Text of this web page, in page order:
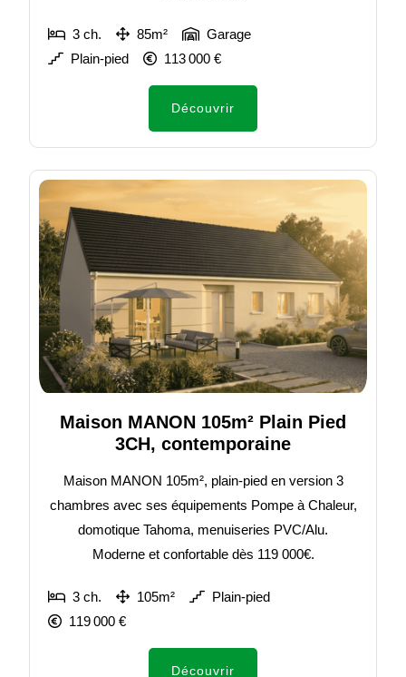
3 ch. 85m²
Garage
Plain-pied
113 000 €
Découvrir
Maison MANON 105m² Plain Pied
3CH, contemporaine
Maison MANON 105m², plain-pied en version 3
chambres avec ses équipements Pompe à Chaleur,
domotique Tahoma, menuiseries PVC/Alu.
Moderne et confortable dès 119 000€.
3 ch. 105m²
Plain-pied
119 000 €
Découvrir